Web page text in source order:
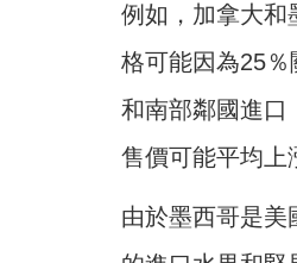
例如，加拿大和
格可能因為25
和南部鄰國進口
售價可能平均上
由於墨西哥是美